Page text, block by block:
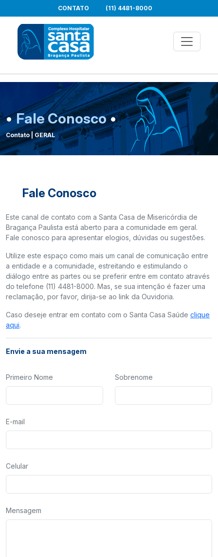
CONTATO (11) 4481-8000
• Fale Conosco •
Contato | GERAL
Fale Conosco
Este canal de contato com a Santa Casa de Misericórdia de
Bragança Paulista está aberto para a comunidade em geral.
Fale conosco para apresentar elogios, dúvidas ou sugestões.
Utilize este espaço como mais um canal de comunicação entre
a entidade e a comunidade, estreitando e estimulando o
diálogo entre as partes ou se preferir entre em contato através
do telefone (11) 4481-8000. Mas, se sua intenção é fazer uma
reclamação, por favor, dirija-se ao link da Ouvidoria.
Caso deseje entrar em contato com o Santa Casa Saúde clique
aqui.
Envie a sua mensagem
Primeiro Nome Sobrenome
E-mail
Celular
Mensagem